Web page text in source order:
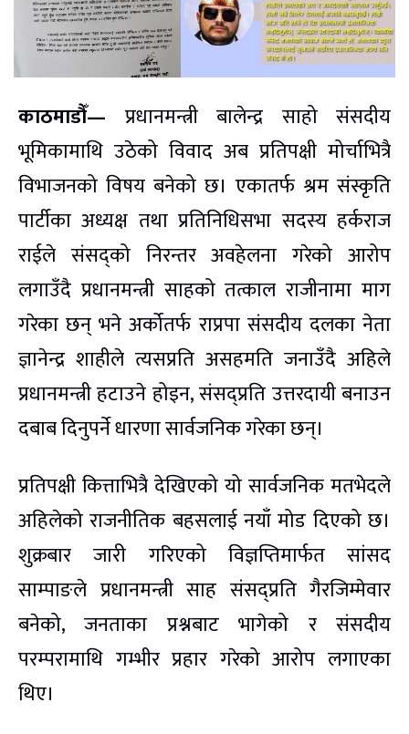
काठमाडौँ— प्रधानमन्त्री बालेन्द्र साहो संसदीय
भूमिकामाथि उठेको विवाद अब प्रतिपक्षी मोर्चाभित्रै
विभाजनको विषय बनेको छ। एकातर्फ श्रम संस्कृति
पार्टीका अध्यक्ष तथा प्रतिनिधिसभा सदस्य हर्कराज
राईले संसद्को निरन्तर अवहेलना गरेको आरोप
लगाउँदै प्रधानमन्त्री साहको तत्काल राजीनामा माग
गरेका छन् भने अर्कोतर्फ राप्रपा संसदीय दलका नेता
ज्ञानेन्द्र शाहीले त्यसप्रति असहमति जनाउँदै अहिले
प्रधानमन्त्री हटाउने होइन, संसद्प्रति उत्तरदायी बनाउन
दबाब दिनुपर्ने धारणा सार्वजनिक गरेका छन्।
प्रतिपक्षी कित्ताभित्रै देखिएको यो सार्वजनिक मतभेदले
अहिलेको राजनीतिक बहसलाई नयाँ मोड दिएको छ।
शुक्रबार जारी गरिएको विज्ञप्तिमार्फत सांसद
साम्पाङले प्रधानमन्त्री साह संसद्प्रति गैरजिम्मेवार
बनेको, जनताका प्रश्नबाट भागेको र संसदीय
परम्परामाथि गम्भीर प्रहार गरेको आरोप लगाएका
थिए।